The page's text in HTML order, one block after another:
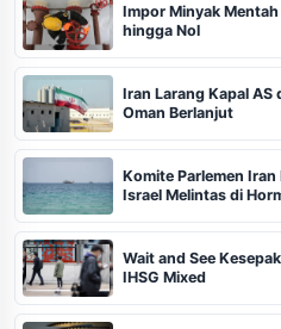
Impor Minyak
hingga Nol
Iran Larang Kapal AS
Oman Berlanjut
Komite Parlemen Iran
Israel Melintas di
Wait and See
IHSG Mixed